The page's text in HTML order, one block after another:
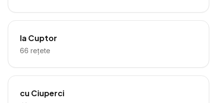
la Cuptor
66 rețete
cu Ciuperci